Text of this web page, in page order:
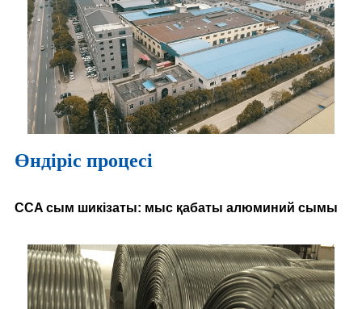
Өндіріс процесі
CCA сым шикізаты: мыс қабаты алюминий сымы